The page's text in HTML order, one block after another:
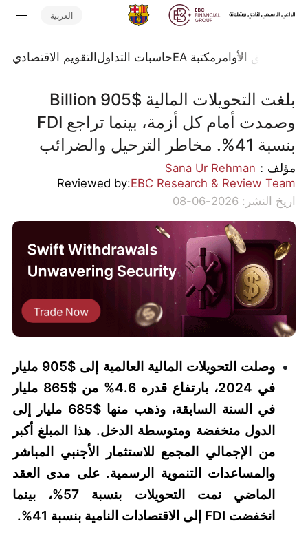
العربية
تدفق الأوامر مكتبة EA حاسبات التداولالتقويم الاقتصادي
بلغت التحويلات المالية $905 Billion
وصمدت أمام كل أزمة، بينما تراجع FDI
بنسبة 41%. مخاطر الترحيل والضرائب
مؤلف： Sana Ur Rehman
Reviewed by:EBC Research & Review Team
اريخ النشر: 2026-06-08
وصلت التحويلات المالية العالمية إلى $905 مليار
في 2024، بارتفاع قدره 4.6% من $865 مليار
في السنة السابقة، وذهب منها $685 مليار إلى
الدول منخفضة ومتوسطة الدخل. هذا المبلغ أكبر
من الإجمالي المجمع للاستثمار الأجنبي المباشر
والمساعدات التنموية الرسمية. على مدى العقد
الماضي نمت التحويلات بنسبة 57%، بينما
انخفضت FDI إلى الاقتصادات النامية بنسبة 41%.